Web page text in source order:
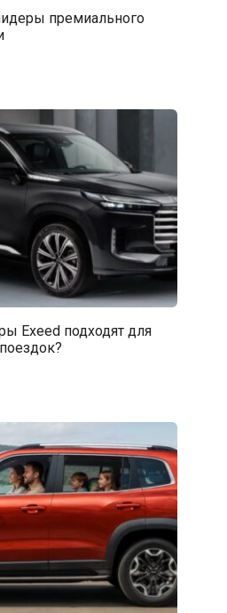
премиального
Exeed подходят для